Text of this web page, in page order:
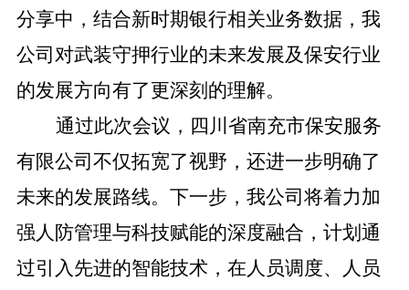
分享中，结合新时期银行相关业务数据，我
公司对武装守押行业的未来发展及保安行业
的发展方向有了更深刻的理解。
通过此次会议，四川省南充市保安服务
有限公司不仅拓宽了视野，还进一步明确了
未来的发展路线。下一步，我公司将着力加
强人防管理与科技赋能的深度融合，计划通
过引入先进的智能技术，在人员调度、人员